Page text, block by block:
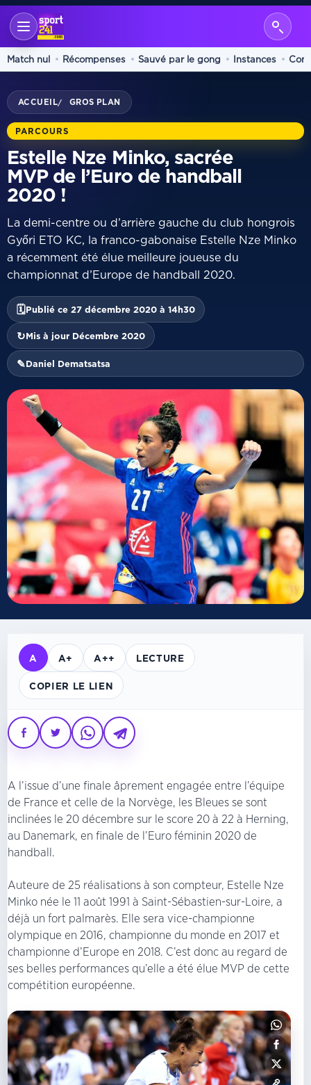
Match nul Récompenses Sauvé par le gong Instances
ACCUEIL/ GROS PLAN
PARCOURS
Estelle Nze Minko, sacrée
MVP de l’Euro de handball
2020 !
La demi-centre ou d’arrière gauche du club hongrois
Győri ETO KC, la franco-gabonaise Estelle Nze Minko
a récemment été élue meilleure joueuse du
championnat d’Europe de handball 2020.
🗓Publié ce 27 décembre 2020 à 14h30
↻Mis à jour Décembre 2020
✎Daniel Dematsatsa
A A+ A++ LECTURE
COPIER LE LIEN
A l’issue d’une finale âprement engagée entre l’équipe
de France et celle de la Norvège, les Bleues se sont
inclinées le 20 décembre sur le score 20 à 22 à Herning,
au Danemark, en finale de l’Euro féminin 2020 de
handball.
Auteure de 25 réalisations à son compteur, Estelle Nze
Minko née le 11 août 1991 à Saint-Sébastien-sur-Loire, a
déjà un fort palmarès. Elle sera vice-championne
olympique en 2016, championne du monde en 2017 et
championne d’Europe en 2018. C’est donc au regard de
ses belles performances qu’elle a été élue MVP de cette
compétition européenne.